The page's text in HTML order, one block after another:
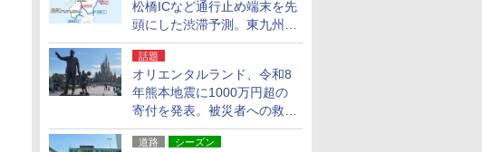
松橋ICなど通行止め端末を先
頭にした渋滞予測。東九州道
への迂回は料金調整を実施
話題
オリエンタルランド、令和8
年熊本地震に1000万円超の
寄付を発表。被災者への救援
活動・復旧支援
道路 シーズン